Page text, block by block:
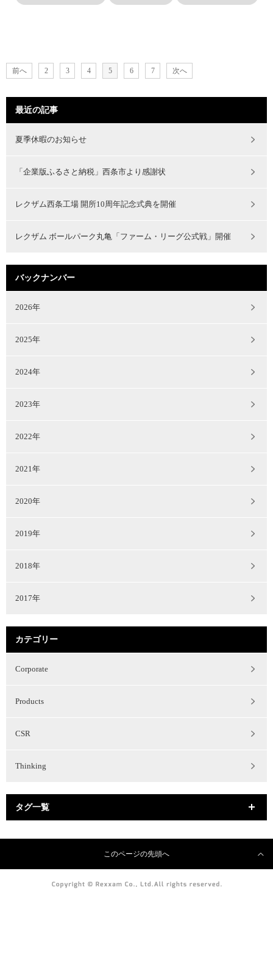
前へ 2 3 4 5 6 7 次へ
最近の記事
夏季休暇のお知らせ
「企業版ふるさと納税」西条市より感謝状
レクザム西条工場 開所10周年記念式典を開催
レクザム ボールパーク丸亀「ファーム・リーグ公式戦」開催
バックナンバー
2026年
2025年
2024年
2023年
2022年
2021年
2020年
2019年
2018年
2017年
カテゴリー
Corporate
Products
CSR
Thinking
タグ一覧
このページの先頭へ